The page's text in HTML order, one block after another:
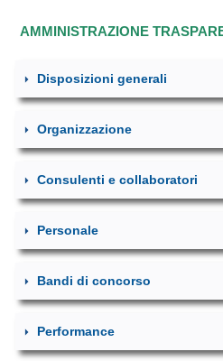
AMMINISTRAZIONE
Disposizioni generali
Organizzazione
Consulenti e collaboratori
Personale
Bandi di concorso
Performance